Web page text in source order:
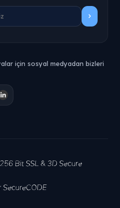
için sosyal medyadan bizleri